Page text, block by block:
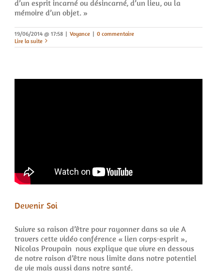
d’un esprit incarné ou désincarné, d’un lieu, ou la
mémoire d’un objet. »
19/06/2014 @ 17:58 | Voyance | 0 commentaire
Lire la suite
Devenir Soi
Suivre sa raison d’être pour rayonner dans sa vie A
travers cette vidéo conférence « lien corps-esprit »,
Nicolas Proupain nous explique que vivre en dessous
de notre raison d’être nous limite dans notre potentiel
de vie mais aussi dans notre santé.